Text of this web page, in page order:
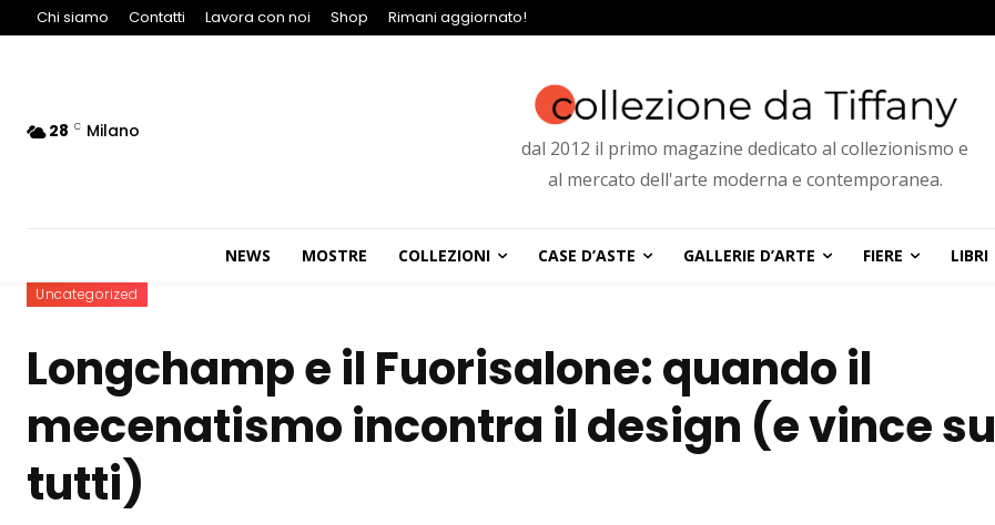
Chi siamo Contatti Lavora con noi Shop Rimani aggiornato!
28 C Milano
dal 2012 il primo magazine dedicato al collezionismo e
al mercato dell'arte moderna e contemporanea.
NEWS MOSTRE COLLEZIONI CASE D’ASTE GALLERIE D’ARTE FIERE LIBRI
Uncategorized
Longchamp e il Fuorisalone: quando il
mecenatismo incontra il design (e vince su
tutti)